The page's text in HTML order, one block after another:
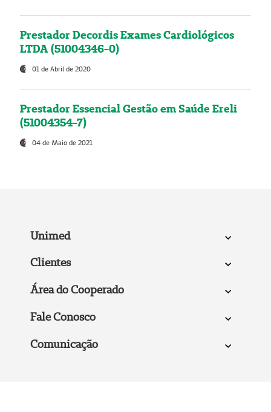
Prestador Decordis Exames Cardiológicos
LTDA (51004346-0)
01 de Abril de 2020
Prestador Essencial Gestão em Saúde Ereli
(51004354-7)
04 de Maio de 2021
Unimed
Clientes
Área do Cooperado
Fale Conosco
Comunicação